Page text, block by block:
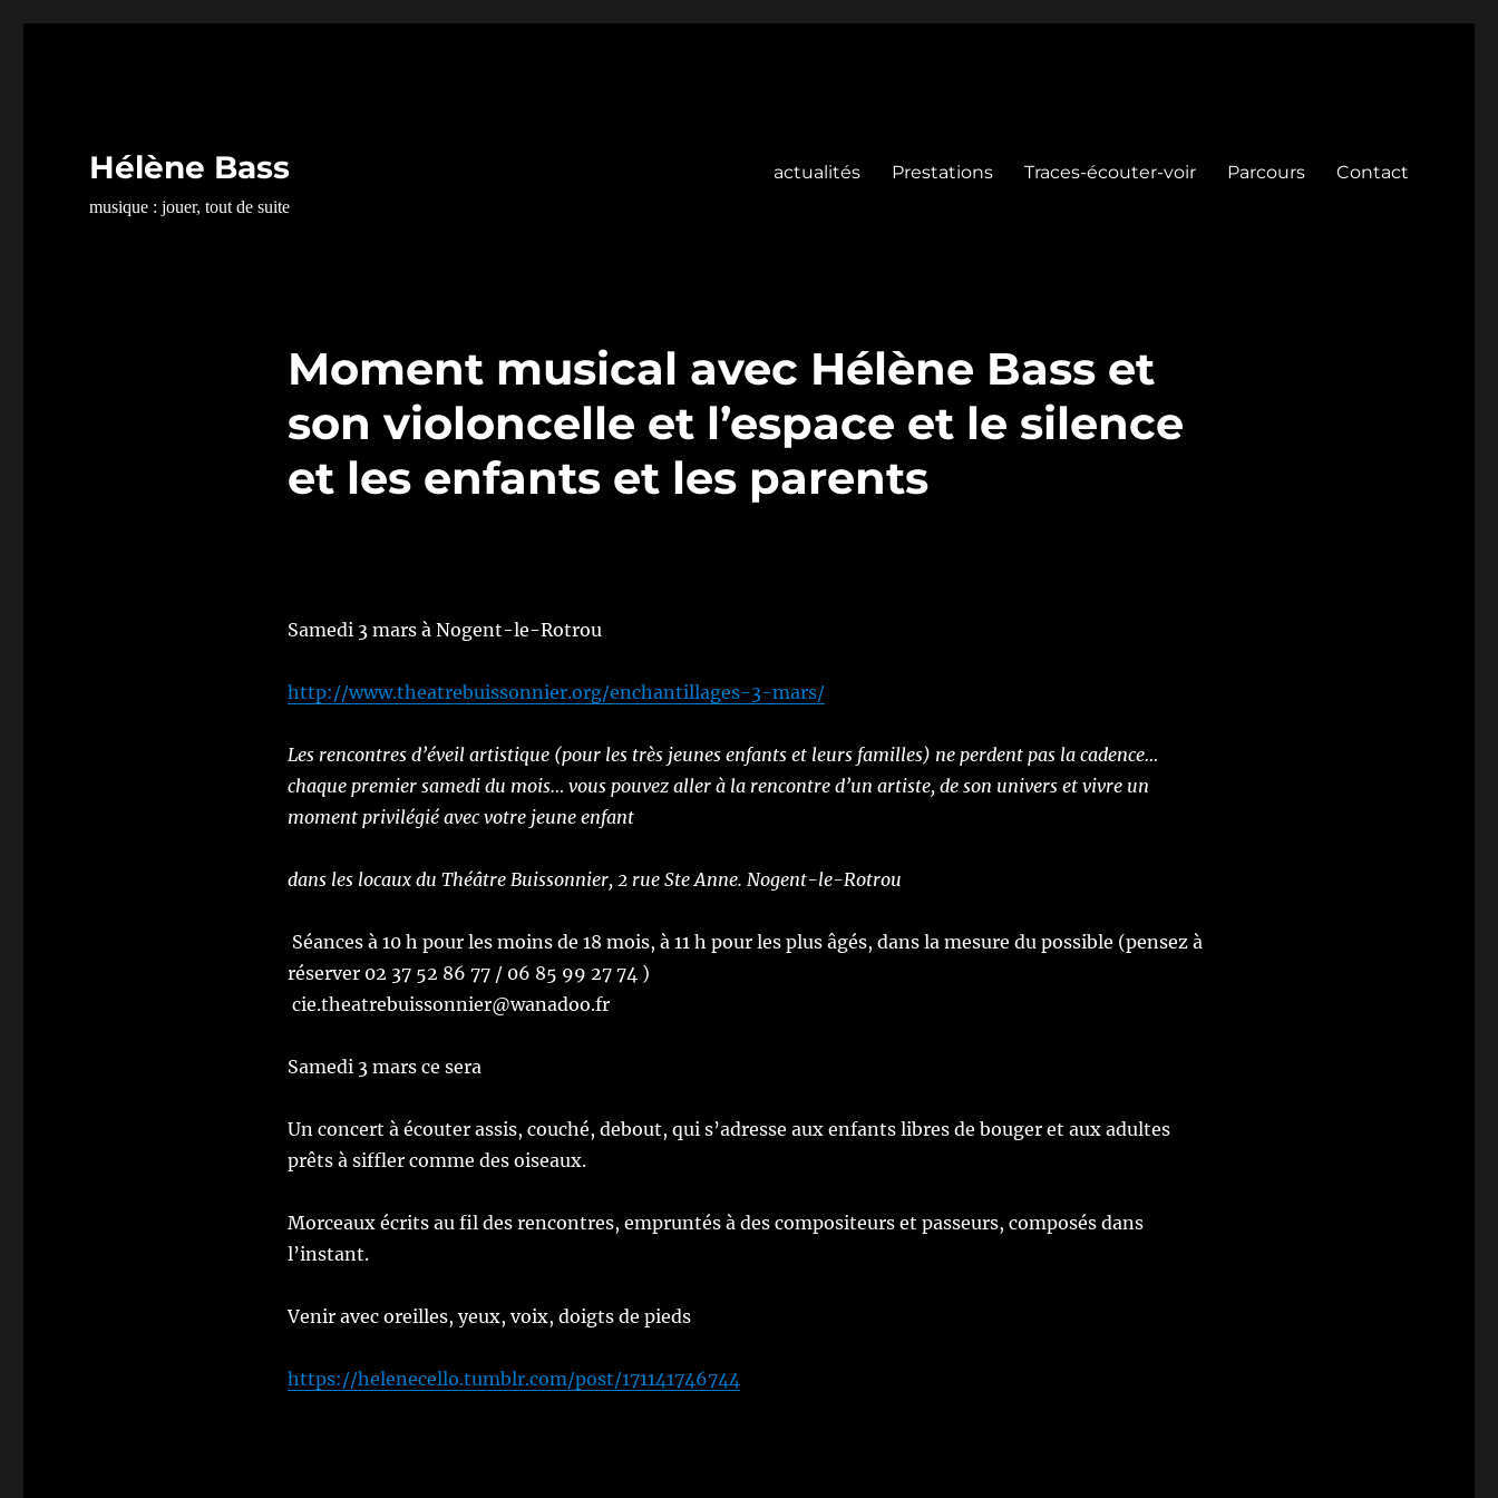
Hélène Bass
musique : jouer, tout de suite
actualités Prestations Traces-écouter-voir Parcours Contact
Moment musical avec Hélène Bass et
son violoncelle et l’espace et le silence
et les enfants et les parents
Samedi 3 mars à Nogent-le-Rotrou
http://www.theatrebuissonnier.org/enchantillages-3-mars/
Les rencontres d’éveil artistique (pour les très jeunes enfants et leurs familles) ne perdent pas la cadence…
chaque premier samedi du mois… vous pouvez aller à la rencontre d’un artiste, de son univers et vivre un
moment privilégié avec votre jeune enfant
dans les locaux du Théâtre Buissonnier, 2 rue Ste Anne. Nogent-le-Rotrou
Séances à 10 h pour les moins de 18 mois, à 11 h pour les plus âgés, dans la mesure du possible (pensez à
réserver 02 37 52 86 77 / 06 85 99 27 74 )
cie.theatrebuissonnier@wanadoo.fr
Samedi 3 mars ce sera
Un concert à écouter assis, couché, debout, qui s’adresse aux enfants libres de bouger et aux adultes
prêts à siffler comme des oiseaux.
Morceaux écrits au fil des rencontres, empruntés à des compositeurs et passeurs, composés dans
l’instant.
Venir avec oreilles, yeux, voix, doigts de pieds
https://helenecello.tumblr.com/post/171141746744